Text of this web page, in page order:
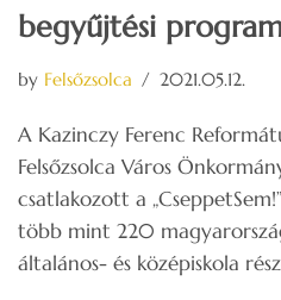
begyűjtési
by Felsőzsolca 2021.05.12.
A Kazinczy Ferenc
Felsőzsolca Város
csatlakozott a
több mint 220
általános- és középiskola